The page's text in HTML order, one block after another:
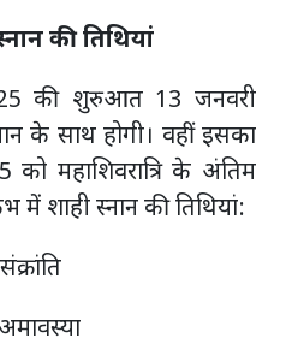
की तिथियां
की शुरुआत 13 जनवरी
के साथ होगी। वहीं इसका
महाशिवरात्रि के अंतिम
में शाही स्नान की तिथियां: